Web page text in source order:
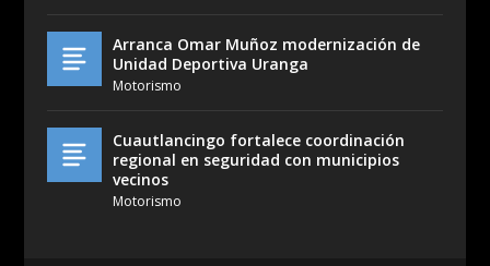
Arranca Omar Muñoz modernización de
Unidad Deportiva Uranga
Motorismo
Cuautlancingo fortalece coordinación
regional en seguridad con municipios
vecinos
Motorismo